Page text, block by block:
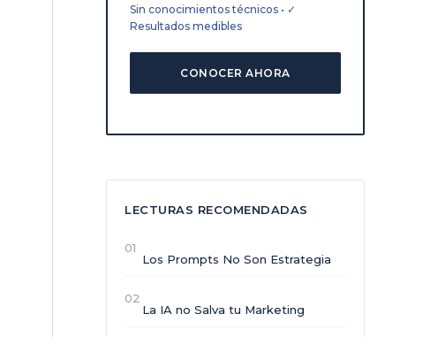
Sin conocimientos técnicos • ✓
Resultados medibles
CONOCER AHORA
LECTURAS RECOMENDADAS
01
Los Prompts No Son Estrategia
02
La IA no Salva tu Marketing